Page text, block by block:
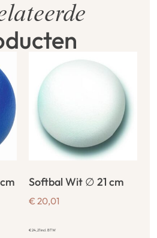
Softbal Wit ∅ 21 cm
€ 20,01
€24,21incl. BTW